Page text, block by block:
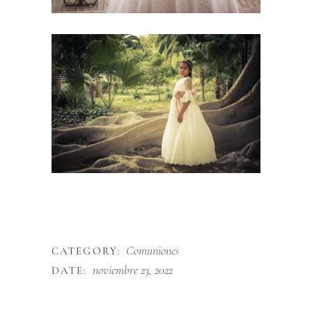
CATEGORY: Comuniones
DATE: noviembre 23, 2022